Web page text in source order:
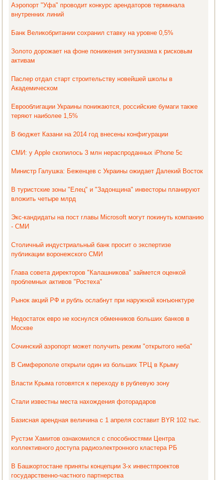
Аэропорт "Уфа" проводит конкурс арендаторов терминала
внутренних линий
Банк Великобритании сохранил ставку на уровне 0,5%
Золото дорожает на фоне понижения энтузиазма к рисковым
активам
Паслер отдал старт строительству новейшей школы в
Академическом
Еврооблигации Украины понижаются, российские бумаги также
теряют наиболее 1,5%
В бюджет Казани на 2014 год внесены конфигурации
СМИ: у Apple скопилось 3 млн нераспроданных iPhone 5c
Министр Галушка: Беженцев с Украины ожидает Далекий Восток
В туристские зоны "Елец" и "Задонщина" инвесторы планируют
вложить четыре млрд
Экс-кандидаты на пост главы Microsoft могут покинуть компанию
- СМИ
Столичный индустриальный банк просит о экспертизе
публикации воронежского СМИ
Глава совета директоров "Калашникова" займется оценкой
проблемных активов "Ростеха"
Рынок акций РФ и рубль ослабнут при наружной конъюнктуре
Недостаток евро не коснулся обменников больших банков в
Москве
Сочинский аэропорт может получить режим "открытого неба"
В Симферополе открыли один из больших ТРЦ в Крыму
Власти Крыма готовятся к переходу в рублевую зону
Стали известны места нахождения фоторадаров
Базисная арендная величина с 1 апреля составит BYR 102 тыс.
Рустэм Хамитов ознакомился с способностями Центра
коллективного доступа радиоэлектронного кластера РБ
В Башкортостане приняты концепции 3-х инвестпроектов
государственно-частного партнерства